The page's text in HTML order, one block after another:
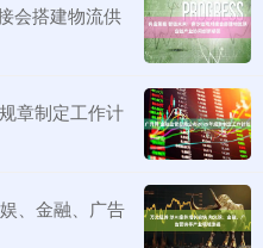
会搭建物流供
章制定工作计
、金融、广告